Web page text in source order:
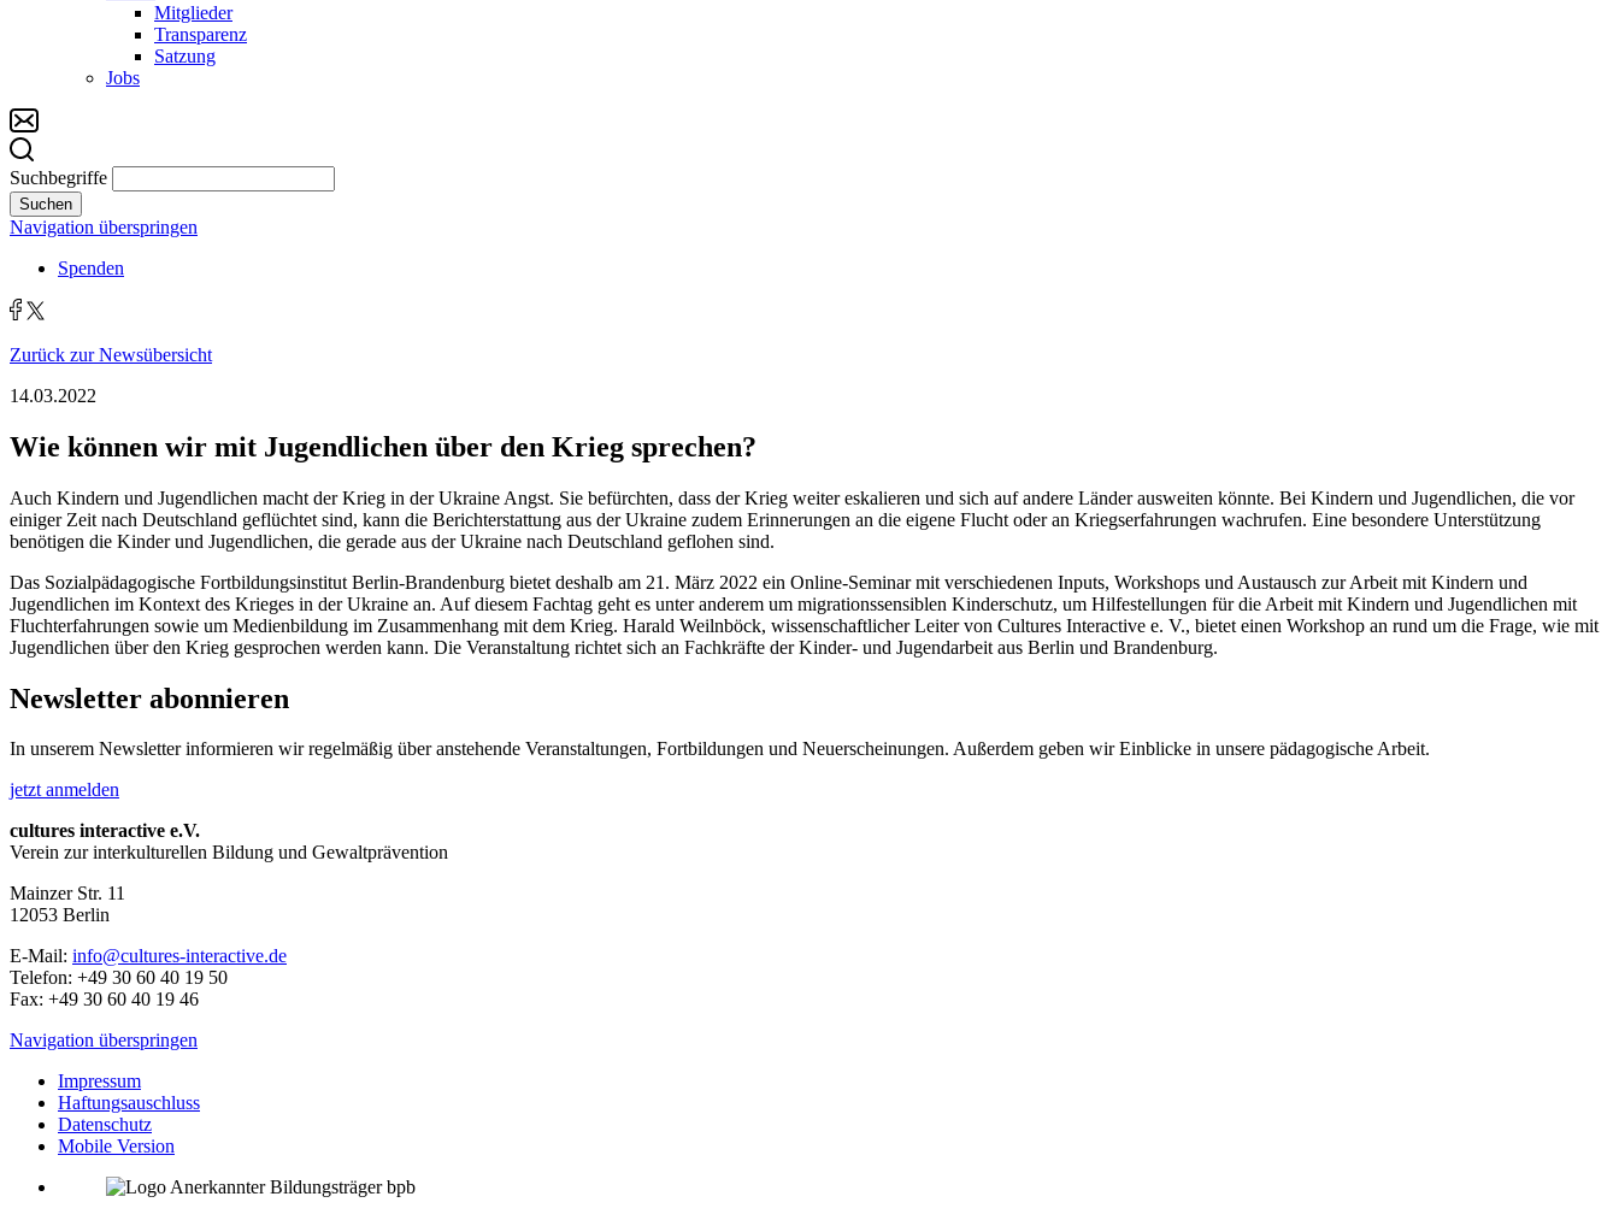
Mitglieder
Transparenz
Satzung
Jobs
Suchbegriffe
Suchen
Navigation überspringen
Spenden
Zurück zur Newsübersicht
14.03.2022
Wie können wir mit Jugendlichen über den Krieg sprechen?
Auch Kindern und Jugendlichen macht der Krieg in der Ukraine Angst. Sie befürchten, dass der Krieg weiter eskalieren und sich auf andere Länder ausweiten könnte. Bei Kindern und Jugendlichen, die vor
einiger Zeit nach Deutschland geflüchtet sind, kann die Berichterstattung aus der Ukraine zudem Erinnerungen an die eigene Flucht oder an Kriegserfahrungen wachrufen. Eine besondere Unterstützung
benötigen die Kinder und Jugendlichen, die gerade aus der Ukraine nach Deutschland geflohen sind.
Das Sozialpädagogische Fortbildungsinstitut Berlin-Brandenburg bietet deshalb am 21. März 2022 ein Online-Seminar mit verschiedenen Inputs, Workshops und Austausch zur Arbeit mit Kindern und
Jugendlichen im Kontext des Krieges in der Ukraine an. Auf diesem Fachtag geht es unter anderem um migrationssensiblen Kinderschutz, um Hilfestellungen für die Arbeit mit Kindern und Jugendlichen mit
Fluchterfahrungen sowie um Medienbildung im Zusammenhang mit dem Krieg. Harald Weilnböck, wissenschaftlicher Leiter von Cultures Interactive e. V., bietet einen Workshop an rund um die Frage, wie mit
Jugendlichen über den Krieg gesprochen werden kann. Die Veranstaltung richtet sich an Fachkräfte der Kinder- und Jugendarbeit aus Berlin und Brandenburg.
Newsletter abonnieren
In unserem Newsletter informieren wir regelmäßig über anstehende Veranstaltungen, Fortbildungen und Neuerscheinungen. Außerdem geben wir Einblicke in unsere pädagogische Arbeit.
jetzt anmelden
cultures interactive e.V.
Verein zur interkulturellen Bildung und Gewaltprävention
Mainzer Str. 11
12053 Berlin
E-Mail: info@cultures-interactive.de
Telefon: +49 30 60 40 19 50
Fax: +49 30 60 40 19 46
Navigation überspringen
Impressum
Haftungsauschluss
Datenschutz
Mobile Version